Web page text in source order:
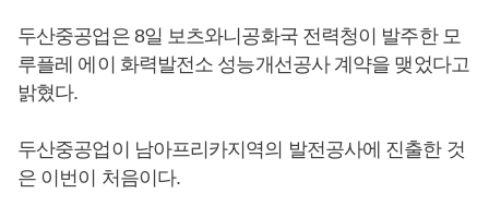
두산중공업은 8일 보츠와니공화국 전력청이 발주한 모
루플레 에이 화력발전소 성능개선공사 계약을 맺었다고
밝혔다.
두산중공업이 남아프리카지역의 발전공사에 진출한 것
은 이번이 처음이다.